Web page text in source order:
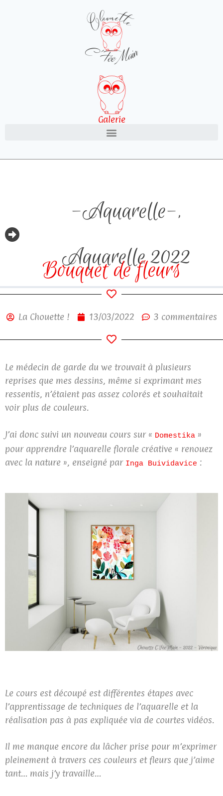
Galerie
-Aquarelle-,
Aquarelle 2022
Bouquet de fleurs
La Chouette ! 13/03/2022 3 commentaires
Le médecin de garde du we trouvait à plusieurs
reprises que mes dessins, même si exprimant mes
ressentis, n’étaient pas assez colorés et souhaitait
voir plus de couleurs.
J’ai donc suivi un nouveau cours sur « Domestika »
pour apprendre l’aquarelle florale créative « renouez
avec la nature », enseigné par Inga Buividavice :
Le cours est découpé est différentes étapes avec
l’apprentissage de techniques de l’aquarelle et la
réalisation pas à pas expliquée via de courtes vidéos.
Il me manque encore du lâcher prise pour m’exprimer
pleinement à travers ces couleurs et fleurs que j’aime
tant… mais j’y travaille…